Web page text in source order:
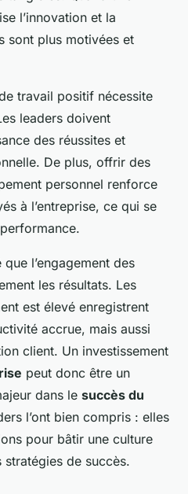
l’innovation et la
sont plus motivées et
travail positif nécessite
leaders doivent
des réussites et
De plus, offrir des
personnel renforce
à l’entreprise, ce qui se
l’engagement des
les résultats. Les
est élevé enregistrent
accrue, mais aussi
client. Un investissement
peut donc être un
dans le succès du
l’ont bien compris : elles
pour bâtir une culture
de succès.